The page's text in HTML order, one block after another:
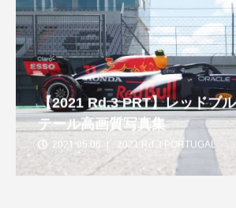
【2021 Rd.3 PRT】レッドブ
テール高画質写真集
2021.05.06 2021 Rd.3 PORTUGAL